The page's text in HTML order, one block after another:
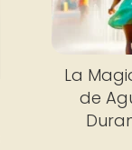
La
de